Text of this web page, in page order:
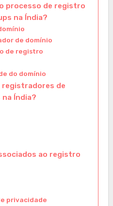
processo de registro
na Índia?
de domínio
de registro
do domínio
registradores de
Índia?
ao registro
privacidade